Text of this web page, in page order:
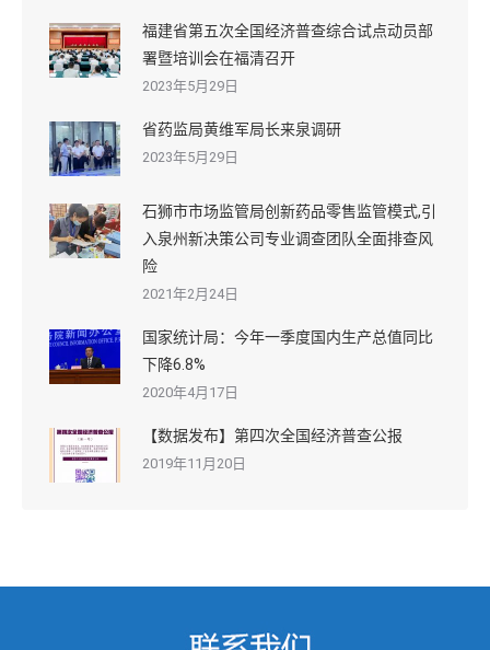
福建省第五次全国经济普查综合试点动员部
署暨培训会在福清召开
2023年5月29日
省药监局黄维军局长来泉调研
2023年5月29日
石狮市市场监管局创新药品零售监管模式,引
入泉州新决策公司专业调查团队全面排查风
险
2021年2月24日
国家统计局：今年一季度国内生产总值同比
下降6.8%
2020年4月17日
【数据发布】第四次全国经济普查公报
2019年11月20日